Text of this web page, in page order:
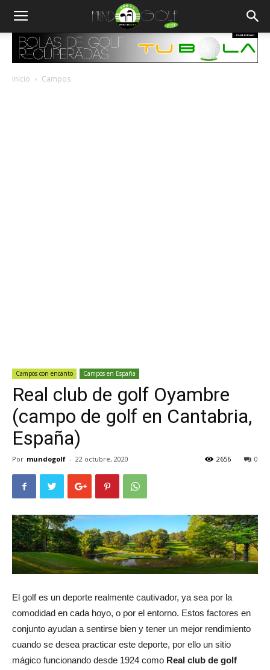
Inicio Campos
Campos con encanto Campos en España
Real club de golf Oyambre
(campo de golf en Cantabria,
España)
Por mundogolf - 22 octubre, 2020 0
2656
El golf es un deporte realmente cautivador, ya sea por la
comodidad en cada hoyo, o por el entorno. Estos factores en
conjunto ayudan a sentirse bien y tener un mejor rendimiento
cuando se desea practicar este deporte, por ello un sitio
mágico funcionando desde 1924 como Real club de golf